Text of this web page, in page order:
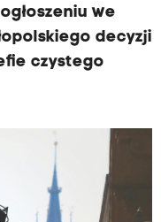
we
decyzji
czystego